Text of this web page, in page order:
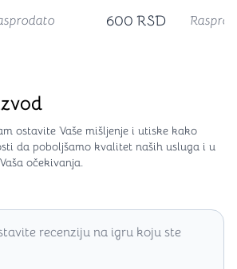
600 RSD
ostavite Vaše mišljenje i utiske kako
da poboljšamo kvalitet naših usluga i u
očekivanja.
recenziju na igru koju ste